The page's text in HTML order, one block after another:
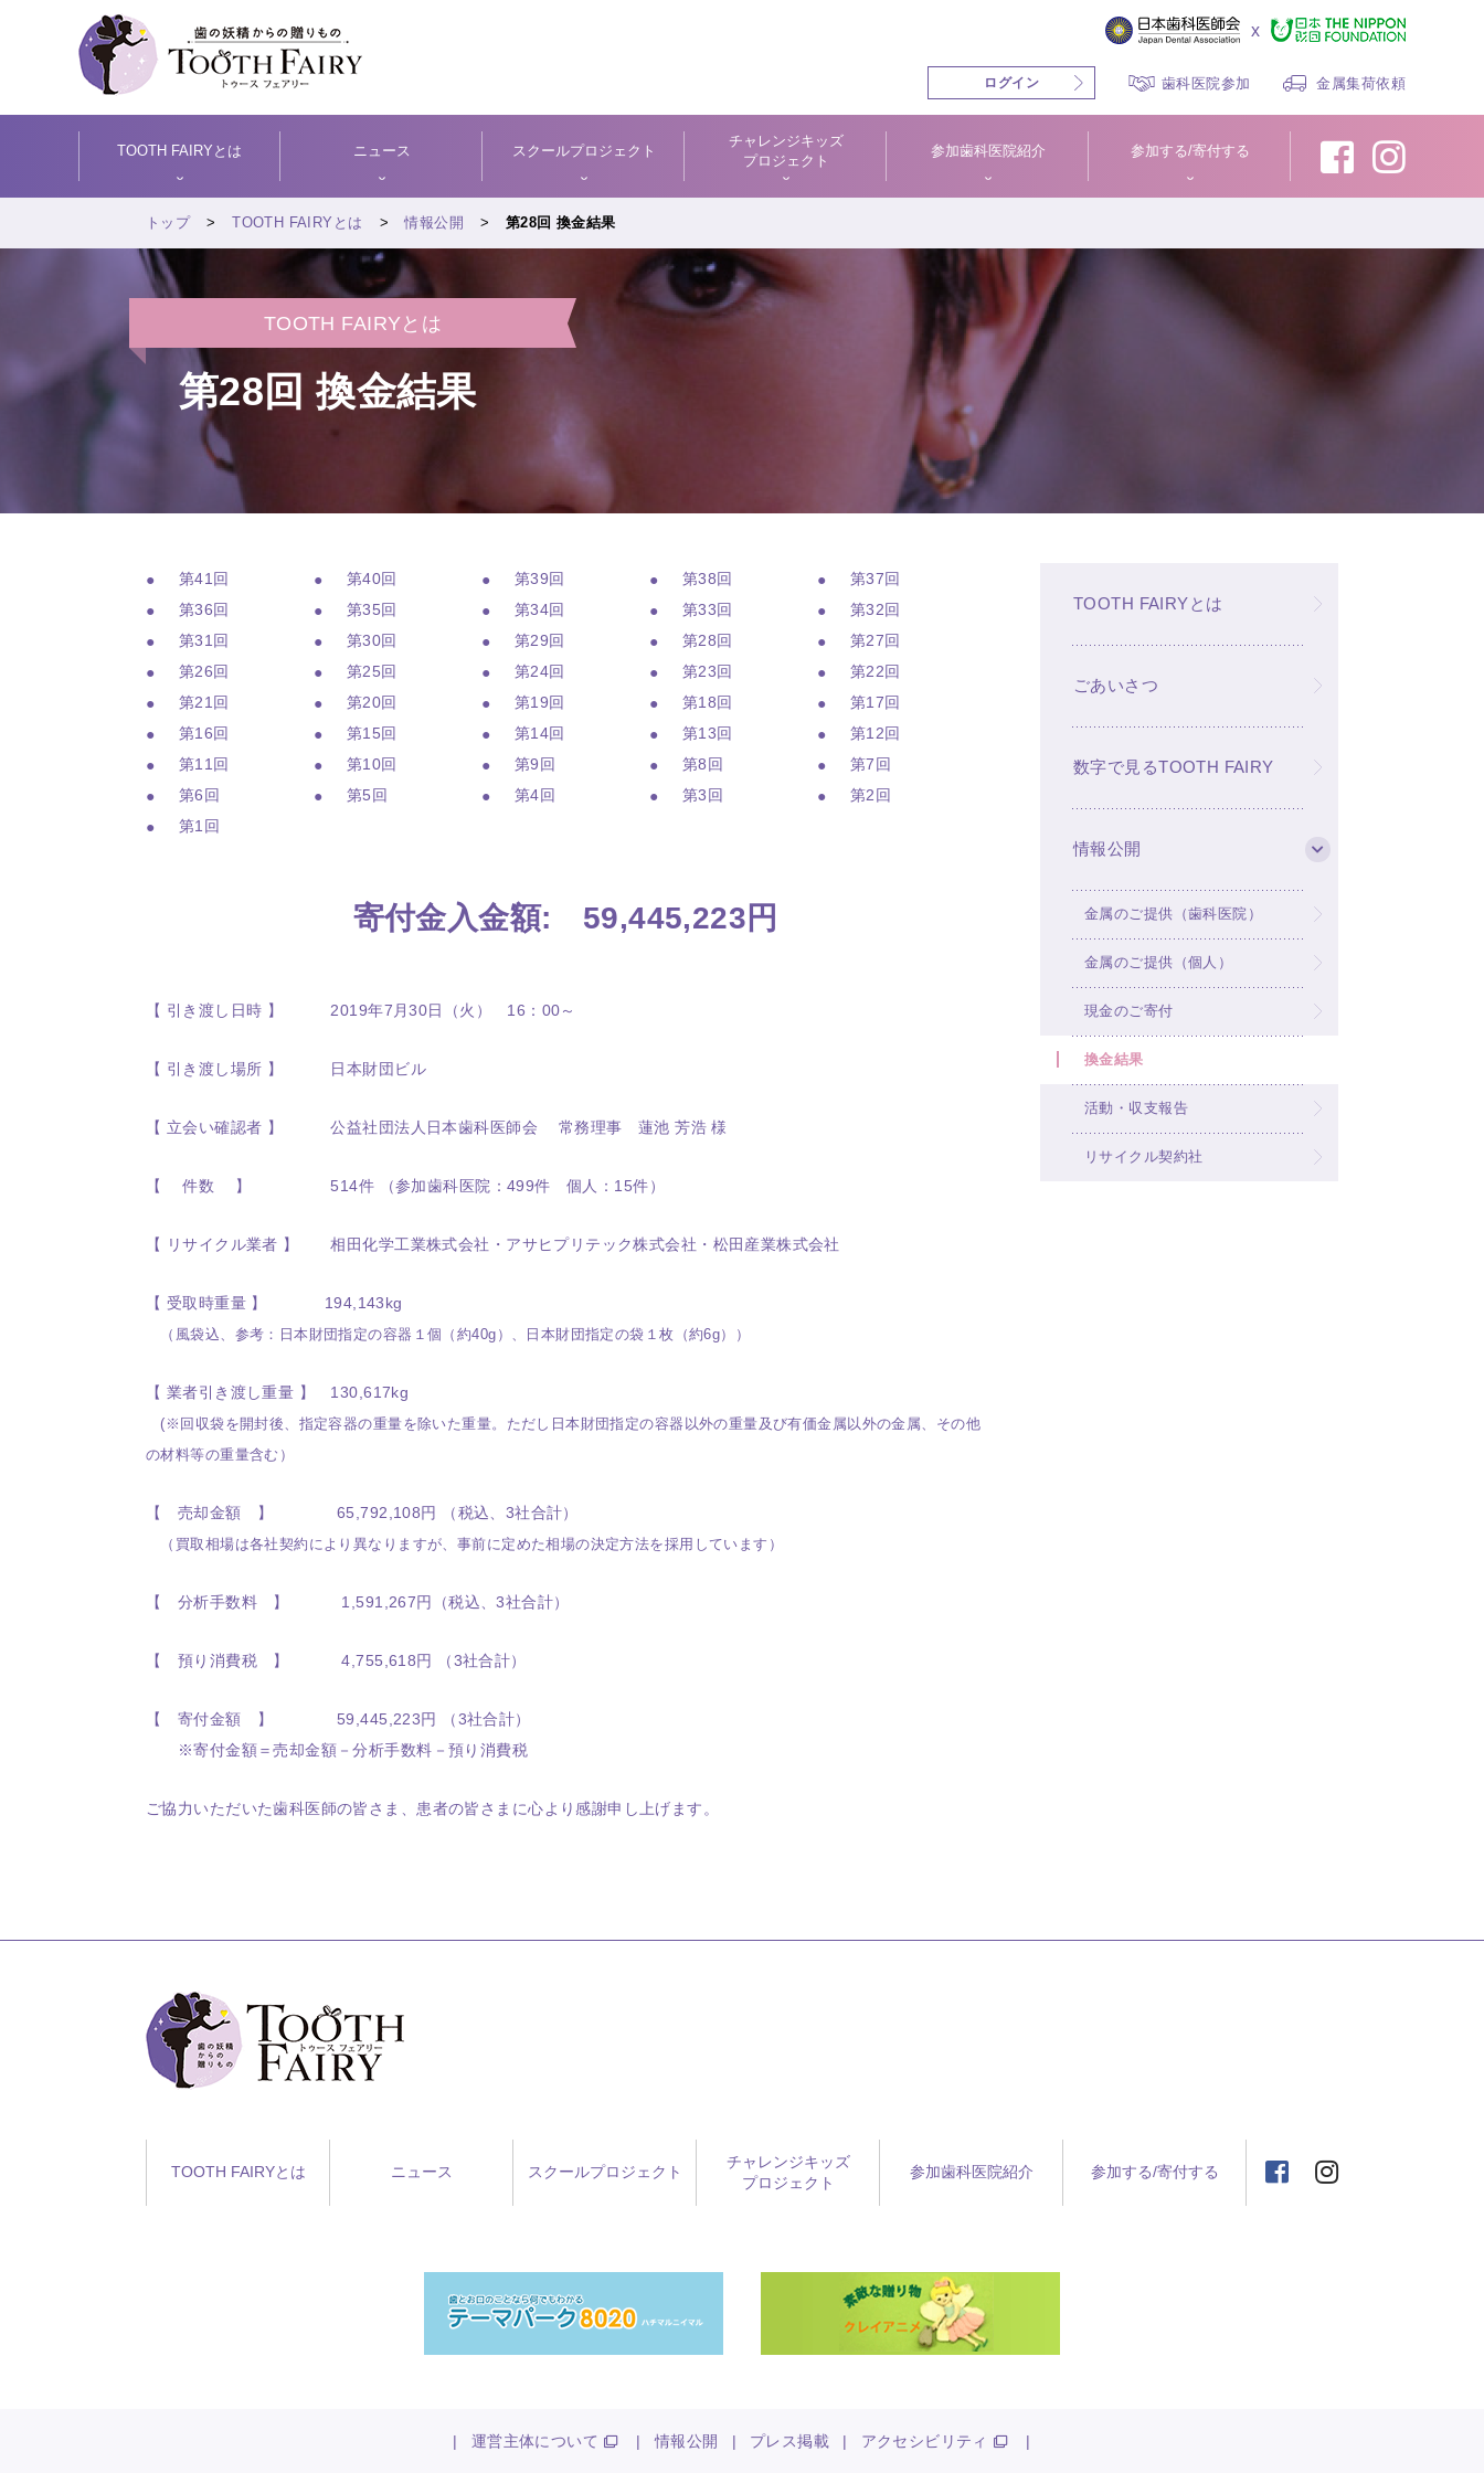
x
ログイン 歯科医院参加 金属集荷依頼
TOOTH FAIRYとは ニュース スクールプロジェクト
チャレンジキッズ
プロジェクト
参加歯科医院紹介 参加する/寄付する
トップ TOOTH FAIRYとは 情報公開 第28回 換金結果
TOOTH FAIRYとは
第28回 換金結果
第41回 第40回 第39回 第38回
第37回
第36回
第35回 第34回 第33回
第32回
第31回
第30回 第29回 第28回
第27回
第26回
第25回 第24回 第23回
第22回
第21回
第20回 第19回 第18回
第17回
第16回
第15回 第14回 第13回
第12回
第11回
第10回 第9回 第8回
第7回
第6回
第5回 第4回 第3回
第2回
第1回
寄付金入金額: 59,445,223円
【 引き渡し日時 】 2019年7月30日（火） 16：00～
【 引き渡し場所 】 日本財団ビル
【 立会い確認者 】 公益社団法人日本歯科医師会 常務理事 蓮池 芳浩 様
【 件数 】 514件 （参加歯科医院：499件 個人：15件）
【 リサイクル業者 】 相田化学工業株式会社・アサヒプリテック株式会社・松田産業株式会社
【 受取時重量 】 194,143kg
（風袋込、参考：日本財団指定の容器１個（約40g）、日本財団指定の袋１枚（約6g））
【 業者引き渡し重量 】 130,617kg
(※回収袋を開封後、指定容器の重量を除いた重量。ただし日本財団指定の容器以外の重量及び有価金属以外の金属、その他
の材料等の重量含む）
【 売却金額 】 65,792,108円 （税込、3社合計）
（買取相場は各社契約により異なりますが、事前に定めた相場の決定方法を採用しています）
【 分析手数料 】 1,591,267円（税込、3社合計）
【 預り消費税 】 4,755,618円 （3社合計）
【 寄付金額 】 59,445,223円 （3社合計）
※寄付金額＝売却金額－分析手数料－預り消費税
ご協力いただいた歯科医師の皆さま、患者の皆さまに心より感謝申し上げます。
TOOTH FAIRYとは
ごあいさつ
数字で見るTOOTH FAIRY
情報公開
金属のご提供（歯科医院）
金属のご提供（個人）
現金のご寄付
換金結果
活動・収支報告
リサイクル契約社
TOOTH FAIRYとは ニュース スクールプロジェクト
チャレンジキッズ
プロジェクト
参加歯科医院紹介 参加する/寄付する
| 運営主体について | 情報公開 | プレス掲載 | アクセシビリティ |